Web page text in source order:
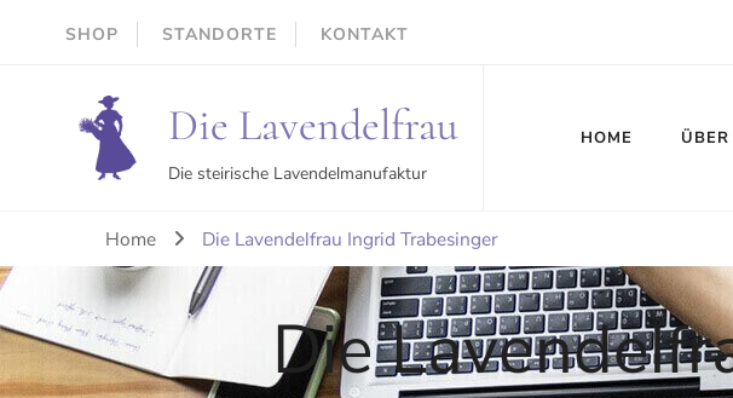
SHOP STANDORTE KONTAKT
Die Lavendelfrau
Die steirische Lavendelmanufaktur
HOME
Home Die Lavendelfrau Ingrid Trabesinger
Die